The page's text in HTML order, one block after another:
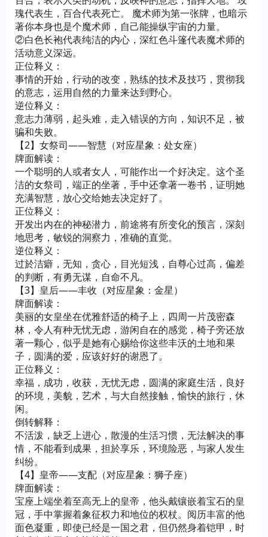
瑰代表生，百合代表死亡。 魔术师为第一张牌，也暗示
著你本身也是个魔术师，自己能操纵宇宙的力量。
②白色长袍代表纯洁的内心，深红色斗篷代表魔术师的
活动意义深远。
正位释义：
事情的开始，行动的改变，熟练的技术及技巧，贯彻我
的意志，运用自然的力量来达到野心。
逆位释义：
意志力薄弱，起头难，走入错误的方向，知识不足，被
骗和失败。
【2】女祭司——智慧（对应星象：处女座）
牌面解读：
一个聪明的人或者女人，可能作出一个好决定。这个圣
洁的女祭司，端正的坐著，手中还拿著一卷书，证明她
充满智慧，放心交给她去决定好了。
正位释义：
开发出内在的神秘潜力，前途将有所变化的预言，深刻
地思考，敏锐的洞察力，准确的直觉。
逆位释义：
过於洁癖，无知，贪心，目光短浅，自尊心过高，偏差
的判断，有勇无谋，自命不凡。
【3】皇后——丰收（对应星象：金星）
牌面解读：
美丽的女皇坐在优雅舒适的椅子上，四周一片茂密森
林，令人有种无忧无虑，游闲自在的感觉，椅子旁还放
著一颗心，似乎是她有心赐给你这些丰沃的土地和果
子，圆满的爱，应该好好的谢恩了。
正位释义：
幸福，成功，收获，无忧无虑，圆满的家庭生活，良好
的环境，美貌，艺术，与大自然接触，愉快的旅行，休
闲。
倒转解释：
不活泼，缺乏上进心，散漫的生活习惯，无法解决的事
情，不能看到成果，担於享乐，环境险恶，与家人发生
纠纷。
【4】皇帝——支配（对应星象：狮子座）
牌面解读：
宝座上端坐着至高无上的皇帝，他头戴镶嵌着宝石的皇
冠，手中掌握着象征权力和地位的权杖。阅历丰富的他
面色凝重，即使已经是一国之君，但仍然身着铠甲，时